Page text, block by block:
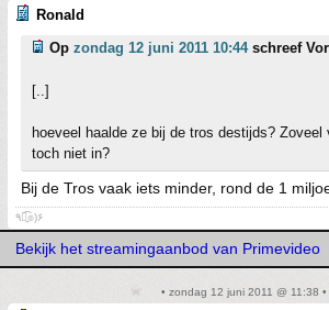
Ronald
Op zondag 12 juni 2011 10:44schreef
[..]
hoeveel haalde ze bij de tros destijds? Zoveel
toch niet in?
Bij de Tros vaak iets minder, rond de 1
٩๏̯͡๏)۶
Bekijk het streamingaanbod van Primevideo
• zondag 12 juni 2011 @ 11:38 •